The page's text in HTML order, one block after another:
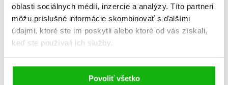
oblasti sociálnych médií, inzercie a analýzy. Títo partneri
môžu príslušné informácie skombinovať s ďalšími
údajmi, ktoré ste im poskytli alebo ktoré od vás získali,
keď ste používali ich služby.
Povoliť všetko
Vysoce kontrastní
leporelo: Ahoj, světe!
Vysoce kontrastní
leporelo: Dobrou noc!